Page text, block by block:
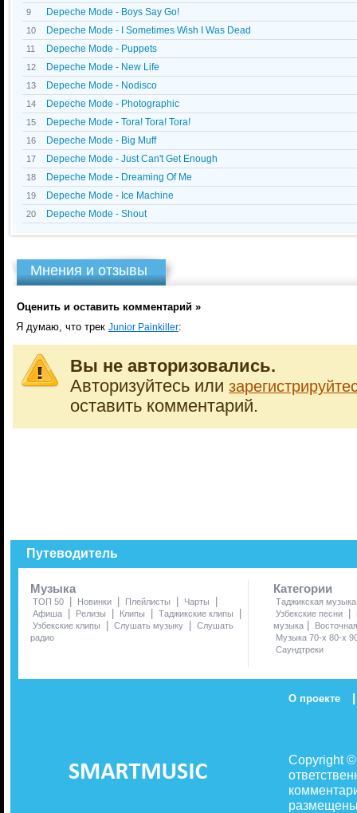
9 Depeche Mode - Boys Say Go!
10 Depeche Mode - I Sometimes Wish I Was Dead
11 Depeche Mode - Puppets
12 Depeche Mode - New Life
13 Depeche Mode - Nodisco
14 Depeche Mode - Photographic
15 Depeche Mode - Tora! Tora! Tora!
16 Depeche Mode - Big Muff
17 Depeche Mode - Just Can't Get Enough
18 Depeche Mode - Dreaming Of Me
19 Depeche Mode - Ice Machine
20 Depeche Mode - Shout
Мнения и отзывы
Оценить и оставить комментарий »
Я думаю, что трек Junior Painkiller:
Вы не авторизовались.
Авторизуйтесь или
оставить комментарий.
Путеводитель
Музыка
ТОП 50 | Новинки | Плейлисты | Чарты |
Афиша | Релизы | Клипы | Таджикские клипы |
Узбекские клипы | Слушать музыку | Слушать
радио
Категории
Таджикская музыка
Узбекские песни
|
музыка |
Музыка 70-х 80-х
Саундтреки
О проекте |
Copyright
размещены